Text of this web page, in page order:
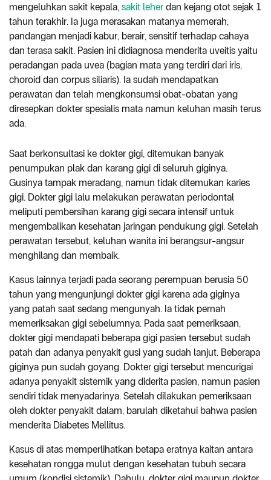
mengeluhkan sakit kepala, sakit leher dan kejang otot sejak 1
tahun terakhir. Ia juga merasakan matanya memerah,
pandangan menjadi kabur, berair, sensitif terhadap cahaya
dan terasa sakit. Pasien ini didiagnosa menderita uveitis yaitu
peradangan pada uvea (bagian mata yang terdiri dari iris,
choroid dan corpus siliaris). Ia sudah mendapatkan
perawatan dan telah mengkonsumsi obat-obatan yang
diresepkan dokter spesialis mata namun keluhan masih terus
ada.
Saat berkonsultasi ke dokter gigi, ditemukan banyak
penumpukan plak dan karang gigi di seluruh giginya.
Gusinya tampak meradang, namun tidak ditemukan karies
gigi. Dokter gigi lalu melakukan perawatan periodontal
meliputi pembersihan karang gigi secara intensif untuk
mengembalikan kesehatan jaringan pendukung gigi. Setelah
perawatan tersebut, keluhan wanita ini berangsur-angsur
menghilang dan membaik.
Kasus lainnya terjadi pada seorang perempuan berusia 50
tahun yang mengunjungi dokter gigi karena ada giginya
yang patah saat sedang mengunyah. Ia tidak pernah
memeriksakan gigi sebelumnya. Pada saat pemeriksaan,
dokter gigi mendapati beberapa gigi pasien tersebut sudah
patah dan adanya penyakit gusi yang sudah lanjut. Beberapa
giginya pun sudah goyang. Dokter gigi tersebut mencurigai
adanya penyakit sistemik yang diderita pasien, namun pasien
sendiri tidak menyadarinya. Setelah dilakukan pemeriksaan
oleh dokter penyakit dalam, barulah diketahui bahwa pasien
menderita Diabetes Mellitus.
Kasus di atas memperlihatkan betapa eratnya kaitan antara
kesehatan rongga mulut dengan kesehatan tubuh secara